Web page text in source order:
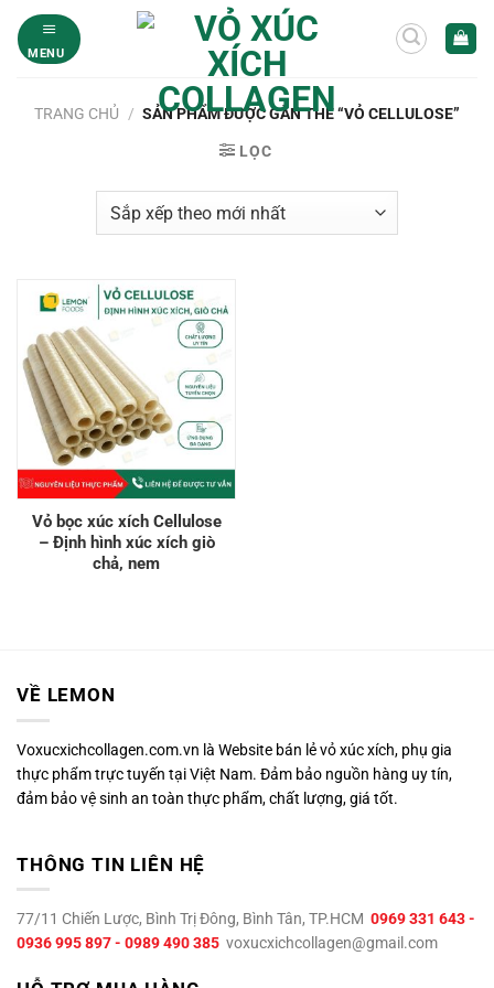
qua
MENU
TRANG CHỦ / SẢN PHẨM ĐƯỢC GẮN THẺ “VỎ CELLULOSE”
LỌC
Vỏ bọc xúc xích Cellulose
– Định hình xúc xích giò
chả, nem
VỀ LEMON
Voxucxichcollagen.com.vn là Website bán lẻ vỏ xúc xích, phụ gia
thực phẩm trực tuyến tại Việt Nam. Đảm bảo nguồn hàng uy tín,
đảm bảo vệ sinh an toàn thực phẩm, chất lượng, giá tốt.
THÔNG TIN LIÊN HỆ
77/11 Chiến Lược, Bình Trị Đông, Bình Tân, TP.HCM 0969 331 643 -
0936 995 897 - 0989 490 385 voxucxichcollagen@gmail.com